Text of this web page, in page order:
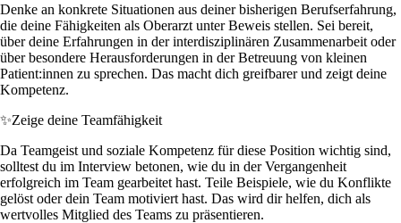
Denke an konkrete Situationen aus deiner bisherigen Berufserfahrung,
die deine Fähigkeiten als Oberarzt unter Beweis stellen. Sei bereit,
über deine Erfahrungen in der interdisziplinären Zusammenarbeit oder
über besondere Herausforderungen in der Betreuung von kleinen
Patient:innen zu sprechen. Das macht dich greifbarer und zeigt deine
Kompetenz.
✨Zeige deine Teamfähigkeit
Da Teamgeist und soziale Kompetenz für diese Position wichtig sind,
solltest du im Interview betonen, wie du in der Vergangenheit
erfolgreich im Team gearbeitet hast. Teile Beispiele, wie du Konflikte
gelöst oder dein Team motiviert hast. Das wird dir helfen, dich als
wertvolles Mitglied des Teams zu präsentieren.